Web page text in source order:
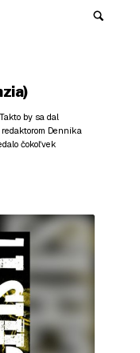
by sa dal
Denníka
čokoľvek